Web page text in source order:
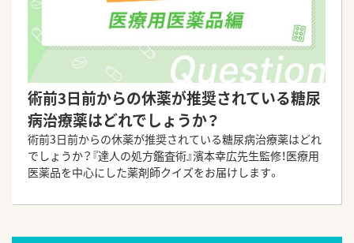
術前3日前からの休薬が推奨されている糖尿
病治療薬はどれでしょうか？
術前3日前からの休薬が推奨されている糖尿病治療薬はどれ
でしょうか？『達人の処方鑑査術』濱本幸広先生監修！医療用
医薬品を中心にした薬剤師クイズをお届けします。